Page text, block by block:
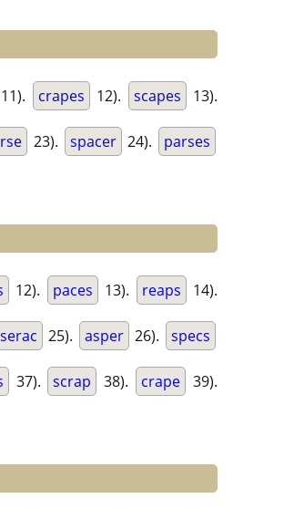
11). crapes 12). scapes 13).
23). spacer 24). parses
12). paces 13). reaps 14).
serac 25). asper 26). specs
37). scrap 38). crape 39).